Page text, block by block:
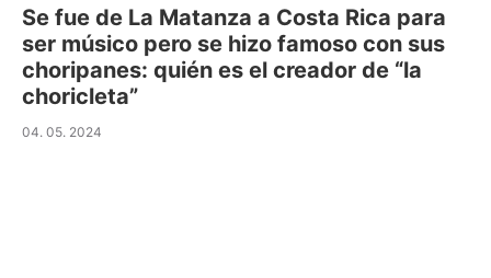
Se fue de La Matanza a Costa Rica para
ser músico pero se hizo famoso con sus
choripanes: quién es el creador de “la
choricleta”
04. 05. 2024